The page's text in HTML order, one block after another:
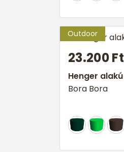
23.200
Henger
Bora Bora